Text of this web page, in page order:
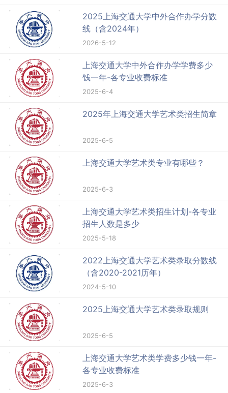
2025上海交通大学中外合作办学分数
线（含2024年）
2026-5-12
上海交通大学中外合作办学学费多少
钱一年-各专业收费标准
2025-6-4
2025年上海交通大学艺术类招生简章
2025-6-5
上海交通大学艺术类专业有哪些？
2025-6-3
上海交通大学艺术类招生计划-各专业
招生人数是多少
2025-5-18
2022上海交通大学艺术类录取分数线
（含2020-2021历年）
2024-5-10
2025上海交通大学艺术类录取规则
2025-6-5
上海交通大学艺术类学费多少钱一年-
各专业收费标准
2025-6-3